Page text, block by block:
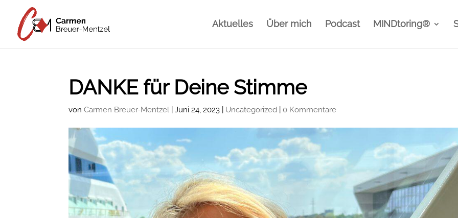
Aktuelles Über mich Podcast MINDtoring®
DANKE für Deine Stimme
vonCarmen Breuer-Mentzel |Juni 24, 2023 Uncategorized 0 Kommentare